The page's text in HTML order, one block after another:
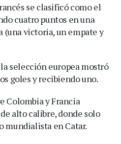
se clasificó como el
cuatro puntos en una
(una victoria, un empate y
selección europea mostró
goles y recibiendo uno.
Colombia y Francia
alto calibre, donde solo
mundialista en Catar.